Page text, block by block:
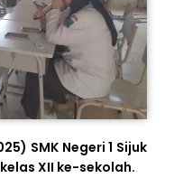
SMK Negeri 1 Sijuk
XII ke-sekolah.